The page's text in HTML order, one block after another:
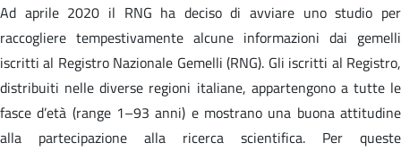
Ad aprile 2020 il RNG ha deciso di avviare uno studio per
raccogliere tempestivamente alcune informazioni dai gemelli
iscritti al Registro Nazionale Gemelli (RNG). Gli iscritti al Registro,
distribuiti nelle diverse regioni italiane, appartengono a tutte le
fasce d’età (range 1–93 anni) e mostrano una buona attitudine
alla partecipazione alla ricerca scientifica. Per queste